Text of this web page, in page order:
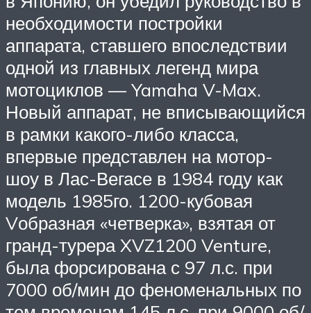
необходимости постройки
аппарата, ставшего впоследствии
одной из главных легенд мира
мотоциклов — Yamaha V-Max.
Новый аппарат, не вписывающийся
в рамки какого-либо класса,
впервые представлен на мотор-
шоу в Лас-Вегасе в 1984 году как
модель 1985го. 1200-кубовая
Vобразная «четверка», взятая от
гранд-турера XVZ1200 Venture,
была форсирована с 97 л.с. при
7000 об/мин до феноменальных по